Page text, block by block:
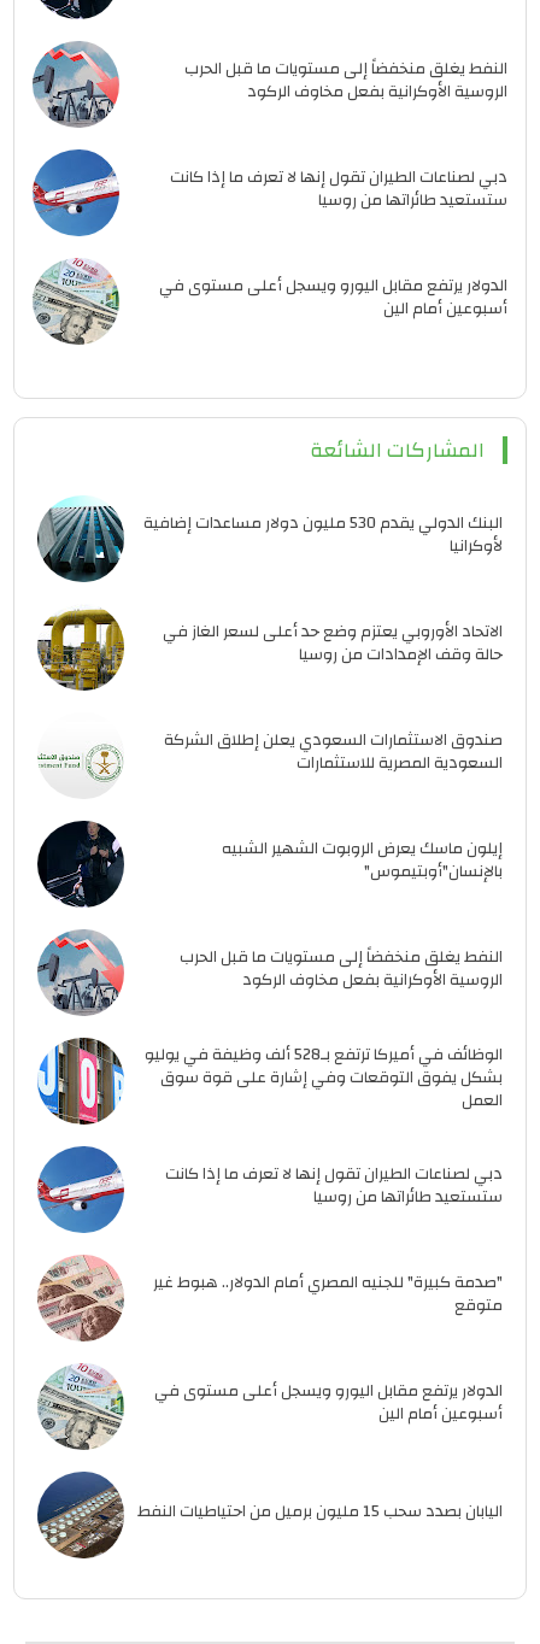
النفط يغلق منخفضاً إلى مستويات ما قبل الحرب
الروسية الأوكرانية بفعل مخاوف الركود
دبي لصناعات الطيران تقول إنها لا تعرف ما إذا كانت
ستستعيد طائراتها من روسيا
الدولار يرتفع مقابل اليورو ويسجل أعلى مستوى في
أسبوعين أمام الين
المشاركات الشائعة
البنك الدولي يقدم 530 مليون دولار مساعدات إضافية
لأوكرانيا
الاتحاد الأوروبي يعتزم وضع حد أعلى لسعر الغاز في
حالة وقف الإمدادات من روسيا
صندوق الاستثمارات السعودي يعلن إطلاق الشركة
السعودية المصرية للاستثمارات
إيلون ماسك يعرض الروبوت الشهير الشبيه
بالإنسان"أوبتيموس"
النفط يغلق منخفضاً إلى مستويات ما قبل الحرب
الروسية الأوكرانية بفعل مخاوف الركود
الوظائف في أميركا ترتفع بـ528 ألف وظيفة في يوليو
بشكل يفوق التوقعات وفي إشارة على قوة سوق
العمل
دبي لصناعات الطيران تقول إنها لا تعرف ما إذا كانت
ستستعيد طائراتها من روسيا
"صدمة كبيرة" للجنيه المصري أمام الدولار.. هبوط غير
متوقع
الدولار يرتفع مقابل اليورو ويسجل أعلى مستوى في
أسبوعين أمام الين
اليابان بصدد سحب 15 مليون برميل من احتياطيات النفط